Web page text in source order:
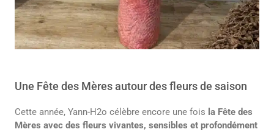
Une Fête des Mères autour des fleurs de saison
Cette année, Yann-H2o célèbre encore une fois la Fête des
Mères avec des fleurs vivantes, sensibles et profondément